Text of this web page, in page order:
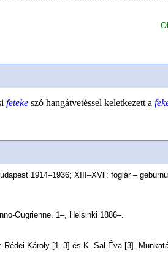
feteke szó hangátvetéssel keletkezett a
1914–1936; XIII–XVll: foglár –
Ougrienne. 1–, Helsinki 1886–.
Károly [1–3] és K. Sal Éva [3].